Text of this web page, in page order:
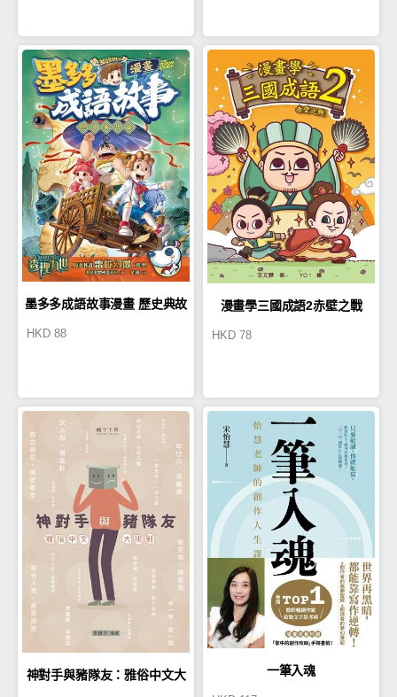
Errors常見錯誤）
墨多多成語故事漫畫 歷史典故
HKD 88
漫畫學三國成語2赤壁之戰
HKD 78
神對手與豬隊友：雅俗中文大 一筆入魂